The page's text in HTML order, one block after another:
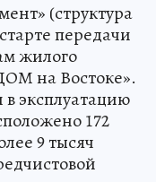
(структура
передачи
жилого
на Востоке».
в эксплуатацию
172
9 тысяч